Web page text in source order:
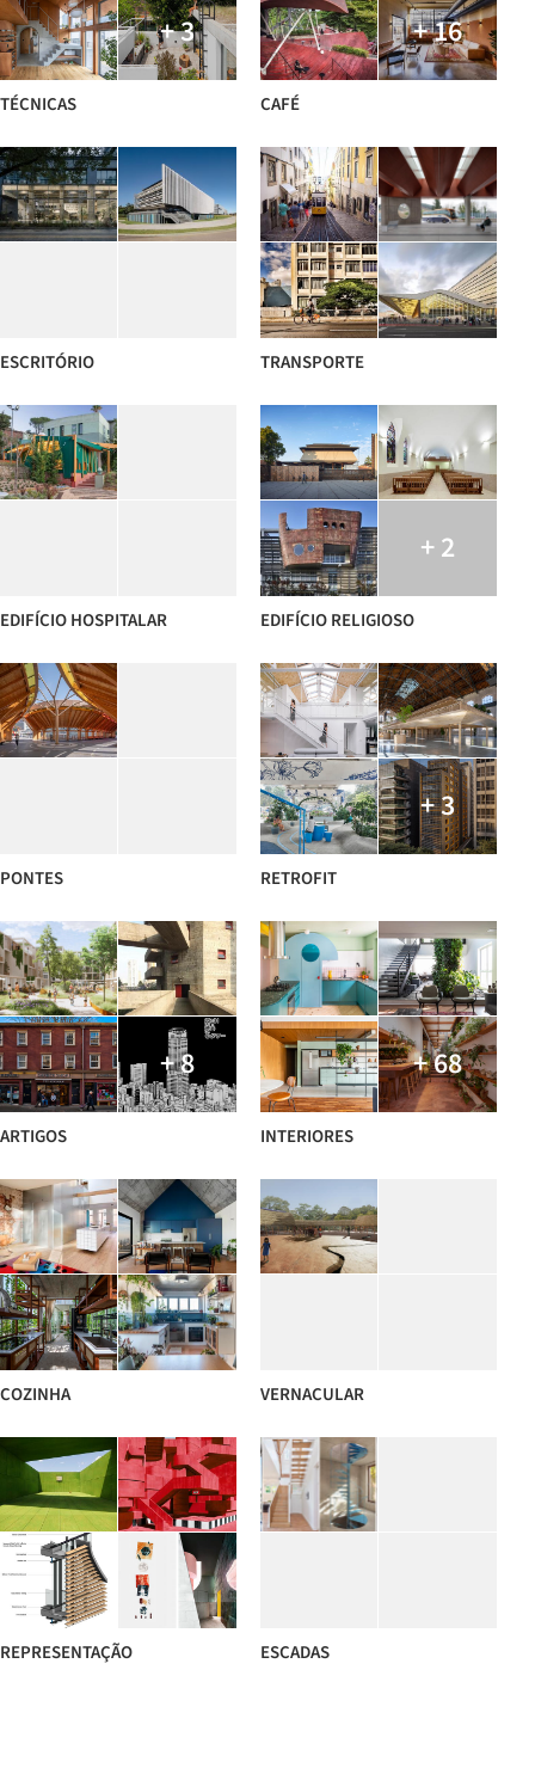
+ 3
TÉCNICAS
+ 16
CAFÉ
ESCRITÓRIO TRANSPORTE
EDIFÍCIO HOSPITALAR
+ 2
EDIFÍCIO RELIGIOSO
PONTES
+ 3
RETROFIT
+ 8
ARTIGOS
+ 68
INTERIORES
COZINHA VERNACULAR
REPRESENTAÇÃO ESCADAS